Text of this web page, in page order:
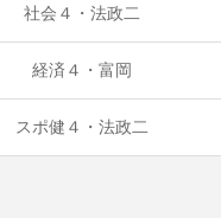
社会４・法政二
経済４・富岡
スポ健４・法政二